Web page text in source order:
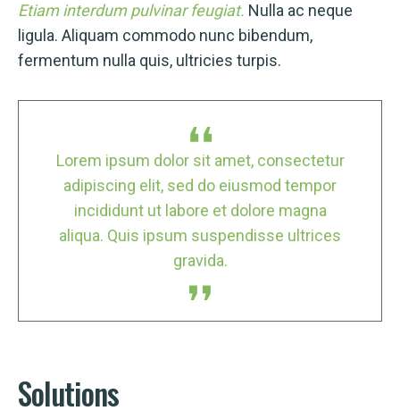
Etiam interdum pulvinar feugiat. Nulla ac neque
ligula. Aliquam commodo nunc bibendum,
fermentum nulla quis, ultricies turpis.
Lorem ipsum dolor sit amet, consectetur
adipiscing elit, sed do eiusmod tempor
incididunt ut labore et dolore magna
aliqua. Quis ipsum suspendisse ultrices
gravida.
Solutions